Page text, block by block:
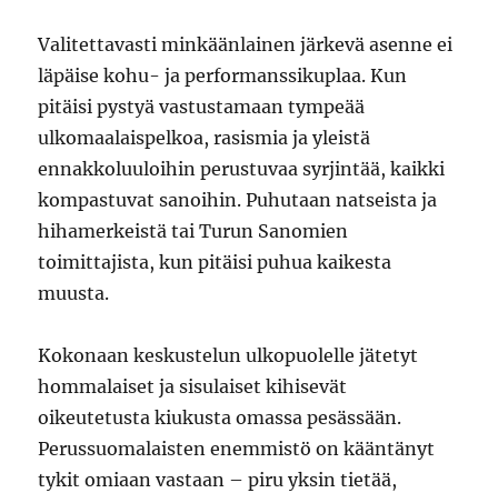
Valitettavasti minkäänlainen järkevä asenne ei
läpäise kohu- ja performanssikuplaa. Kun
pitäisi pystyä vastustamaan tympeää
ulkomaalaispelkoa, rasismia ja yleistä
ennakkoluuloihin perustuvaa syrjintää, kaikki
kompastuvat sanoihin. Puhutaan natseista ja
hihamerkeistä tai Turun Sanomien
toimittajista, kun pitäisi puhua kaikesta
muusta.
Kokonaan keskustelun ulkopuolelle jätetyt
hommalaiset ja sisulaiset kihisevät
oikeutetusta kiukusta omassa pesässään.
Perussuomalaisten enemmistö on kääntänyt
tykit omiaan vastaan – piru yksin tietää,